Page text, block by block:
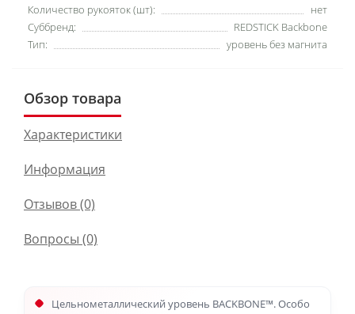
Количество рукояток (шт):
нет
Суббренд:
REDSTICK Backbone
Тип:
уровень без магнита
Обзор товара
Характеристики
Информация
Отзывов (0)
Вопросы (0)
Цельнометаллический уровень BACKBONE™. Особо